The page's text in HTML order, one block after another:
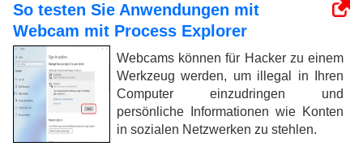
So testen Sie Anwendungen mit
Webcam mit Process Explorer
Webcams können für Hacker zu einem
Werkzeug werden, um illegal in Ihren
Computer einzudringen und
persönliche Informationen wie Konten
in sozialen Netzwerken zu stehlen.